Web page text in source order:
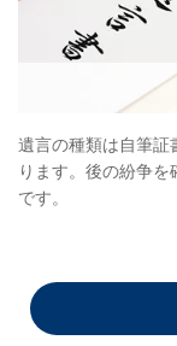
遺言の種類は自筆証
ります。後の紛争
です。